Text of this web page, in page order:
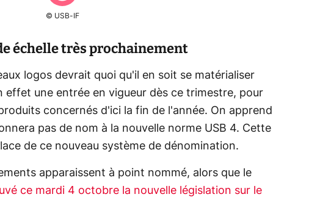
© USB-IF
échelle très prochainement
logos devrait quoi qu'il en soit se matérialiser
effet une entrée en vigueur dès ce trimestre, pour
concernés d'ici la fin de l'année. On apprend
pas de nom à la nouvelle norme USB 4. Cette
de ce nouveau système de dénomination.
apparaissent à point nommé, alors que le
ce mardi 4 octobre la nouvelle législation sur le